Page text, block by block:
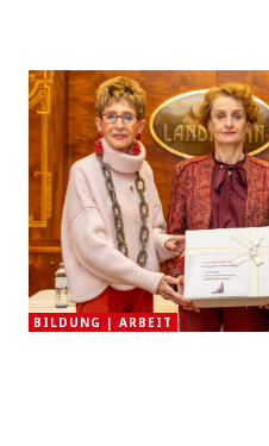
BILDUNG | ARBEIT